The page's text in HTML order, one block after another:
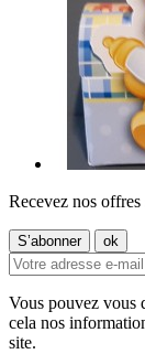
Recevez nos offres
Vous pouvez vous
cela nos
site.